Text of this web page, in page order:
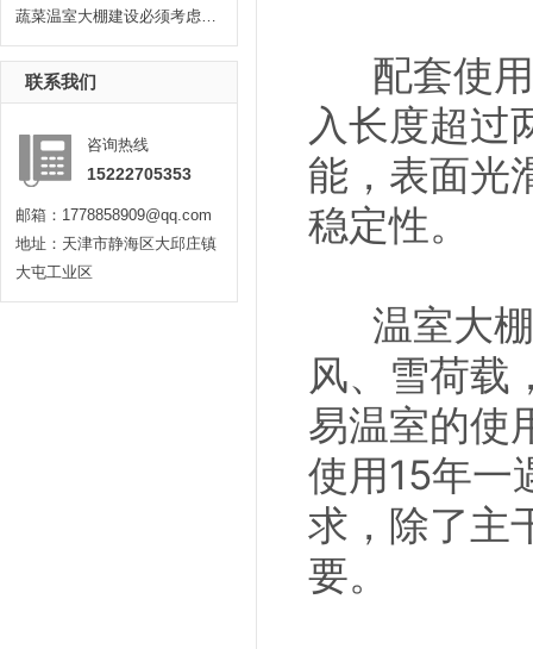
蔬菜温室大棚建设必须考虑耐久性...
联系我们
咨询热线
15222705353
邮箱：1778858909@qq.com
地址：天津市静海区大邱庄镇
大屯工业区
配套使用
入长度超过
能，表面光
稳定性。
温室大棚
风、雪荷载
易温室的使
使用15年一
求，除了主
要。